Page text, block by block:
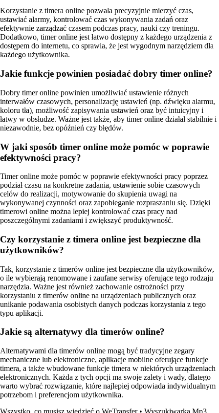
Korzystanie z timera online pozwala precyzyjnie mierzyć czas,
ustawiać alarmy, kontrolować czas wykonywania zadań oraz
efektywnie zarządzać czasem podczas pracy, nauki czy treningu.
Dodatkowo, timer online jest łatwo dostępny z każdego urządzenia z
dostępem do internetu, co sprawia, że jest wygodnym narzędziem dla
każdego użytkownika.
Jakie funkcje powinien posiadać dobry timer online?
Dobry timer online powinien umożliwiać ustawienie różnych
interwałów czasowych, personalizację ustawień (np. dźwięku alarmu,
koloru tła), możliwość zapisywania ustawień oraz być intuicyjny i
łatwy w obsłudze. Ważne jest także, aby timer online działał stabilnie i
niezawodnie, bez opóźnień czy błędów.
W jaki sposób timer online może pomóc w poprawie
efektywności pracy?
Timer online może pomóc w poprawie efektywności pracy poprzez
podział czasu na konkretne zadania, ustawienie sobie czasowych
celów do realizacji, motywowanie do skupienia uwagi na
wykonywanej czynności oraz zapobieganie rozpraszaniu się. Dzięki
timerowi online można lepiej kontrolować czas pracy nad
poszczególnymi zadaniami i zwiększyć produktywność.
Czy korzystanie z timera online jest bezpieczne dla
użytkowników?
Tak, korzystanie z timerów online jest bezpieczne dla użytkowników,
o ile wybierają renomowane i zaufane serwisy oferujące tego rodzaju
narzędzia. Ważne jest również zachowanie ostrożności przy
korzystaniu z timerów online na urządzeniach publicznych oraz
unikanie podawania osobistych danych podczas korzystania z tego
typu aplikacji.
Jakie są alternatywy dla timerów online?
Alternatywami dla timerów online mogą być tradycyjne zegary
mechaniczne lub elektroniczne, aplikacje mobilne oferujące funkcje
timera, a także wbudowane funkcje timera w niektórych urządzeniach
elektronicznych. Każda z tych opcji ma swoje zalety i wady, dlatego
warto wybrać rozwiązanie, które najlepiej odpowiada indywidualnym
potrzebom i preferencjom użytkownika.
Wszystko, co musisz wiedzieć o WeTransfer• Wyszukiwarka Mp3